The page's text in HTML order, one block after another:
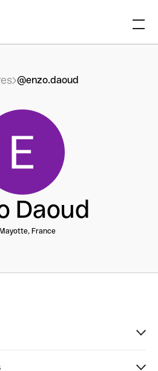
@enzo.daoud
Daoud
Mayotte, France